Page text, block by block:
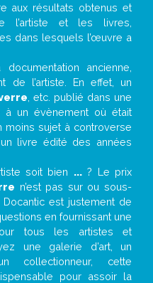
aux résultats obtenus et
l’artiste et les livres,
dans lesquels l’œuvre a
ancienne,
de l’artiste. En effet, un
, etc. publié dans une
un évènement où était
sujet à controverse
livre édité des années
soit bien ...? Le prix
n’est pas sur ou sous-
est justement de
en fournissant une
tous les artistes et
une galerie d’art, un
collectionneur, cette
pour assoir la